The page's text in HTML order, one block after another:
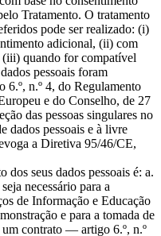
Tratamento. O tratamento
pode ser realizado: (i)
adicional, (ii) com
(iii) quando for compatível
pessoais foram
n.º 4, do Regulamento
e do Conselho, de 27
das pessoas singulares no
dados pessoais e à livre
a Diretiva 95/46/CE,
dos seus dados pessoais é: a.
necessário para a
de Informação e Educação
e para a tomada de
um contrato — artigo 6.º, n.º